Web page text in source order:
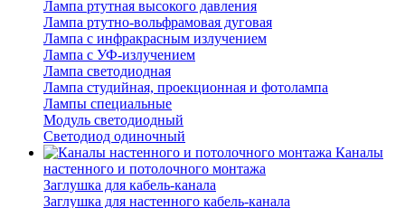
Лампа ртутная высокого давления
Лампа ртутно-вольфрамовая дуговая
Лампа с инфракрасным излучением
Лампа с УФ-излучением
Лампа светодиодная
Лампа студийная, проекционная и фотолампа
Лампы специальные
Модуль светодиодный
Светодиод одиночный
Каналы
настенного и потолочного монтажа
Заглушка для кабель-канала
Заглушка для настенного кабель-канала